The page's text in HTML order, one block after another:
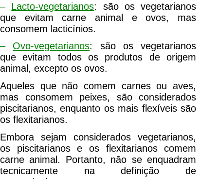
– Lacto-vegetarianos: são os vegetarianos
que evitam carne animal e ovos, mas
consomem lacticínios.
– Ovo-vegetarianos: são os vegetarianos
que evitam todos os produtos de origem
animal, excepto os ovos.
Aqueles que não comem carnes ou aves,
mas consomem peixes, são considerados
piscitarianos, enquanto os mais flexíveis são
os flexitarianos.
Embora sejam considerados vegetarianos,
os piscitarianos e os flexitarianos comem
carne animal. Portanto, não se enquadram
tecnicamente na definição de